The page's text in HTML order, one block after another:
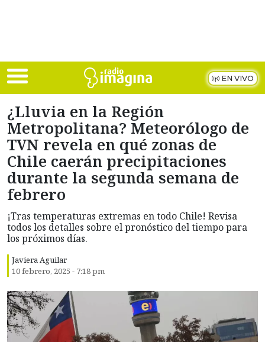
EN VIVO
¿Lluvia en la Región
Metropolitana? Meteorólogo de
TVN revela en qué zonas de
Chile caerán precipitaciones
durante la segunda semana de
febrero
¡Tras temperaturas extremas en todo Chile! Revisa
todos los detalles sobre el pronóstico del tiempo para
los próximos días.
Javiera Aguilar
10 febrero, 2025 - 7:18 pm